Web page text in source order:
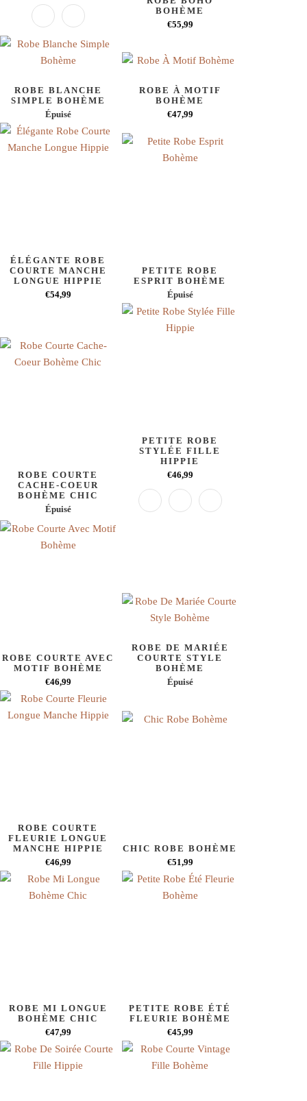
BOHÈME
€55,99
ROBE BLANCHE
SIMPLE BOHÈME
Épuisé
ROBE À MOTIF
BOHÈME
€47,99
ÉLÉGANTE ROBE
COURTE MANCHE
LONGUE HIPPIE
€54,99
PETITE ROBE
ESPRIT BOHÈME
Épuisé
ROBE COURTE
CACHE-COEUR
BOHÈME CHIC
Épuisé
PETITE ROBE
STYLÉE FILLE
HIPPIE
€46,99
ROBE COURTE AVEC
MOTIF BOHÈME
€46,99
ROBE DE MARIÉE
COURTE STYLE
BOHÈME
Épuisé
ROBE COURTE
FLEURIE LONGUE
MANCHE HIPPIE
€46,99
CHIC ROBE BOHÈME
€51,99
ROBE MI LONGUE
BOHÈME CHIC
€47,99
PETITE ROBE ÉTÉ
FLEURIE BOHÈME
€45,99